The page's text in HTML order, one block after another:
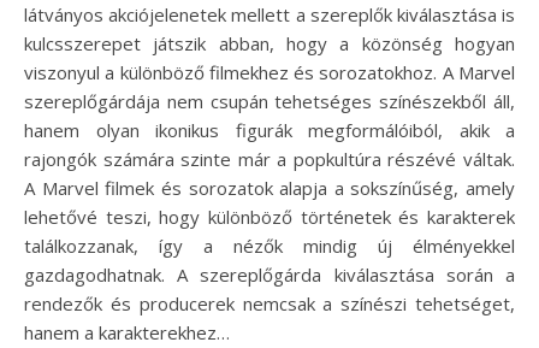
látványos akciójelenetek mellett a szereplők kiválasztása is
kulcsszerepet játszik abban, hogy a közönség hogyan
viszonyul a különböző filmekhez és sorozatokhoz. A Marvel
szereplőgárdája nem csupán tehetséges színészekből áll,
hanem olyan ikonikus figurák megformálóiból, akik a
rajongók számára szinte már a popkultúra részévé váltak.
A Marvel filmek és sorozatok alapja a sokszínűség, amely
lehetővé teszi, hogy különböző történetek és karakterek
találkozzanak, így a nézők mindig új élményekkel
gazdagodhatnak. A szereplőgárda kiválasztása során a
rendezők és producerek nemcsak a színészi tehetséget,
hanem a karakterekhez…